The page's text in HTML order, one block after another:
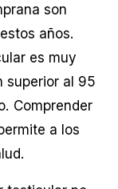
son
años.
es muy
superior al 95
Comprender
a los